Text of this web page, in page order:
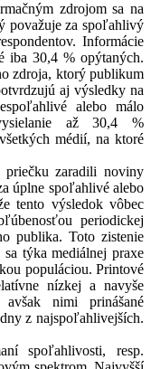
zdrojom sa na
považuje za spoľahlivý
Informácie
iba 30,4 % opýtaných.
zdroja, ktorý publikum
aj výsledky na
alebo málo
až 30,4 %
médií, na ktoré
zaradili noviny
úplne spoľahlivé alebo
tento výsledok vôbec
periodickej
publika. Toto zistenie
týka mediálnej praxe
populáciou. Printové
nízkej a navyše
avšak nimi prinášané
z najspoľahlivejších.
spoľahlivosti, resp.